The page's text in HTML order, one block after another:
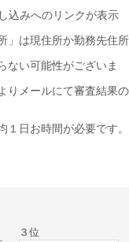
込みへのリンクが表示
」は現住所か勤務先住所
ない可能性がございま
りメールにて審査結果の
日お時間が必要です。
３位